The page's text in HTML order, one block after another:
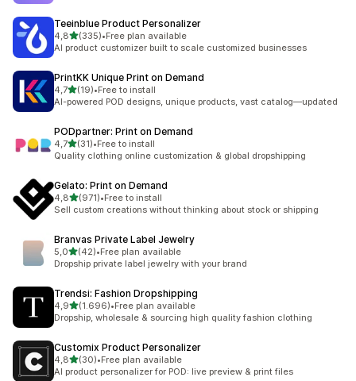
Teeinblue Product Personalizer
4,8de 5 estrelas
(335)
335 total de avaliações
•Free plan available
AI product customizer built to scale customized businesses
PrintKK Unique Print on Demand
4,7de 5 estrelas
(19)
19 total de avaliações
•Free to install
AI-powered POD designs, unique products, vast catalog—updated
PODpartner: Print on Demand
4,7de 5 estrelas
(31)
31 total de avaliações
•Free to install
Quality clothing online customization & global dropshipping
Gelato: Print on Demand
4,8de 5 estrelas
(971)
971 total de avaliações
•Free to install
Sell custom creations without thinking about stock or shipping
Branvas Private Label Jewelry
5,0de 5 estrelas
(42)
42 total de avaliações
•Free plan available
Dropship private label jewelry with your brand
Trendsi: Fashion Dropshipping
4,9de 5 estrelas
(1.696)
1696 total de avaliações
•Free plan available
Dropship, wholesale & sourcing high quality fashion clothing
Customix Product Personalizer
4,8de 5 estrelas
(30)
30 total de avaliações
•Free plan available
AI product personalizer for POD: live preview & print files